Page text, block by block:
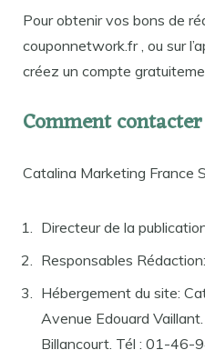
Pour obtenir vos bons de
couponnetwork.fr , ou sur
créez un compte
Comment
Catalina Marketing France
Directeur de la
Responsables
Hébergement du site:
Avenue Edouard
Billancourt. Tél : 01-46-